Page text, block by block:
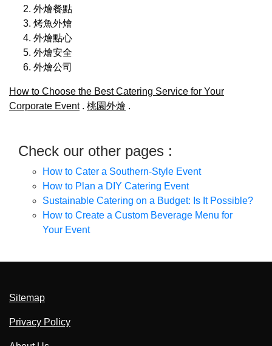
外燴餐點
烤魚外燴
外燴點心
外燴安全
外燴公司
How to Choose the Best Catering Service for Your
Corporate Event. 桃園外燴 .
Check our other pages :
How to Cater a Southern-Style Event
How to Plan a DIY Catering Event
Sustainable Catering on a Budget: Is It Possible?
How to Create a Custom Beverage Menu for
Your Event
Sitemap
Privacy Policy